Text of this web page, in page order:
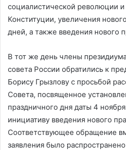
социалистической революции
Конституции, увеличения
дней, а также введения нового
В тот же день члены
совета России обратились к
Борису Грызлову с просьбой
Совета, посвященное
праздничного дня даты 4
инициативу введения нового
Соответствующее обращение
заявления было